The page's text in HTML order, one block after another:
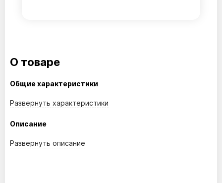
О товаре
Общие характеристики
Развернуть характеристики
Описание
Развернуть описание